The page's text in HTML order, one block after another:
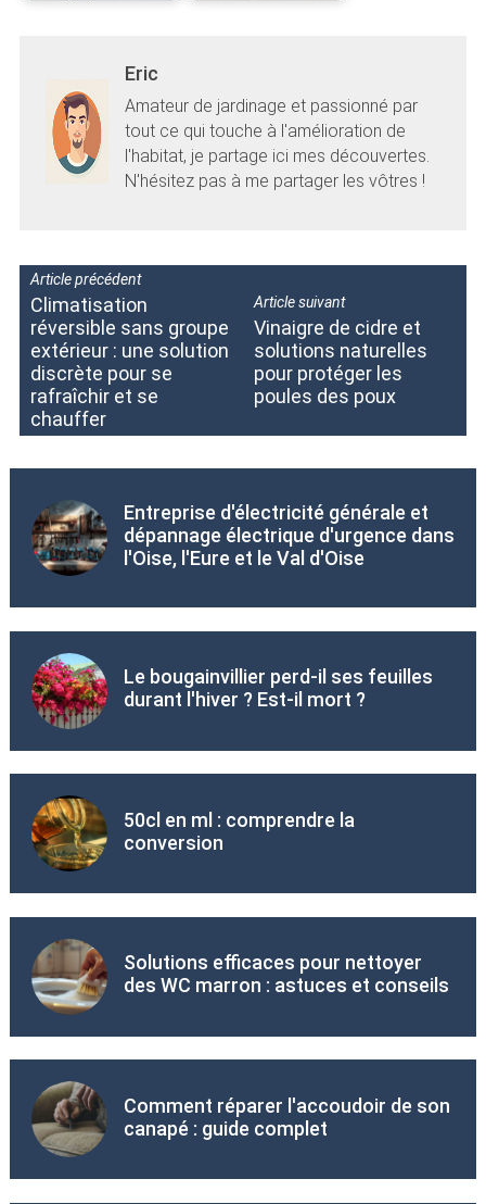
Eric
Amateur de jardinage et passionné par
tout ce qui touche à l'amélioration de
l'habitat, je partage ici mes découvertes.
N'hésitez pas à me partager les vôtres !
Article précédent
Climatisation
réversible sans groupe
extérieur : une solution
discrète pour se
rafraîchir et se
chauffer
Article suivant
Vinaigre de cidre et
solutions naturelles
pour protéger les
poules des poux
Entreprise d'électricité générale et
dépannage électrique d'urgence dans
l'Oise, l'Eure et le Val d'Oise
Le bougainvillier perd-il ses feuilles
durant l'hiver ? Est-il mort ?
50cl en ml : comprendre la
conversion
Solutions efficaces pour nettoyer
des WC marron : astuces et conseils
Comment réparer l'accoudoir de son
canapé : guide complet